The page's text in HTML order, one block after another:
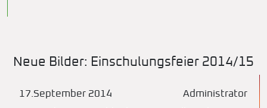
Neue Bilder: Einschulungsfeier 2014/15
17.September 2014
Administrator